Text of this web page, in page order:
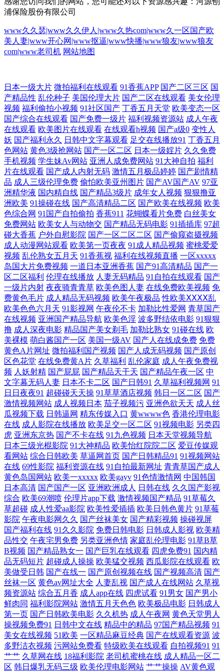
浦保险股份有限公司
www久久瑟|www久久伊人|www久热com|www久一区国产欧
美人妻|www开心网|www抠逼|www快播|www狼友|www狼友
com|www老司机 网站地图
91h人妻网站 91超碰色情 ts在线视频 狼友性福 1024成人电影 91在线免费
看 久久综合色网 aaa青青草网 日韩草B黄色片 韩国美女做爱 伊人玖玖大香
蕉 天天搞穴 欧美九九婷婷 成人伊人性爱网 五月花激情网 中文字幕电影日
本 日韩av线路 欧美AA毛片 国内艹艹 超碰欧美超模人人 51福利视频 青娱
乐最新官网 久久草精品视频 超碰日逼 日韩激情老湿 另类欧美黄站 国产传
媒系列 超碰97第一页 91大神 深夜激情av 另类欧美色 超碰操人 中文字幕
日本私人 伪娘91 欧美三区视频 海角社区探花 99热22 亚洲欧美网址 日韩
中文资源 久草综合网站 超碰在线超碰 伊人黄色片 日韩99爱 黄污网站 爱
豆传媒九色视频 在线观看超碰 人妻三级网址 亚洲人成看片网址 欧美日韩
国产91 黄页网站日韩 97视频色色 最新成人伦理影院 日韩欧美黄黄色 91n
女处 另类综合在线 老湿机午夜无码 成人日韩国产 91中文视频在线 91官网
午夜18福利 日本簧色视频 后入黑丝jk 俺去啦俺去操 91成人免费视频 日本
人妻字幕 日韩轮理 老司机七区八区 黄网址在线观看 欧美一二三 青娱乐av
色导航 日本69式视频 大香蕉网青青 伊人成人影视综合 国产做爱啪啪在线
91海角 午夜福利在线导航 久草最新网址 99福利导航 欧洲色狠狠 白浆福利
导航 日本免费AA片 韩日视频 91免费视频国产 91福礼专区 久草亲人网 91
在线图片视频 伊人综合另类 三级网站在线 欧美少妇肏屄 极品韩国无码 超
碰地址 欧美福利精品导航 韩国aa免费视频 www日日本日日 91最新网站 亚
洲综合激 日本熟女自慰 免费av网站 国产精品永久免费 成人色狼做爱 超碰
午夜 91wz 深夜福利91 另类四虎色 国产123页 超碰自拍人人 91免费网站
午夜剧院 欧洲午夜福利片 后入色站 蜜桃抖阴下载 91大神合集在线 微拍福
利导航 欧美性爱zo 黑丝巨乳 激情九九久久 大香蕉大香蕉9草 AV高清在线
播放 91白丝综合 综合97超碰 色综合福利导航 另类综合图 豆花成人在线网
址 91网站免費观看 在线91免费观看 日韩殴美 91视频免费看 91页在线视频
日本一级大片 微拍福利在线观看 91香蕉APP 国产二区三区 国
产精品性 乱伦种子 美国伦理大片 国产二区在线观看 美女伦理
视频 福利偷拍小视频 91社区国产 丁香五月天堂 欧美变态一区
国产综合在线观看 国产免费一级片 福利视频资源站 成人午夜
在线观看 欧美图片在线观看 在线观看h视频 国产a级0 变性人
妖 国产福利永久 日韩中文字幕观看 足交在线播放91 丁香五月
色网站 黄色3级抢网站 国产一区二区 日本一级婬片 久久免费
手机视频 学生妹Av网站 亚洲人成免费网站 91大神自拍 福利
片在线观看 国产成人内射无码 激情五月极品婷婷 国产剧情精
品 成人三级伦理免费 偷怕欧美亚州图片 国产AV国产AV 97亚
洲精华液 国内精自线 国产精品3级片 成年女人视频 狠狠撸亚
洲欧美 91操碰在线 国产高清精品二区 国产欧美在线视频 欧美
色综合网 91国产自拍偷拍 香蕉911 花蝴蝶看片免费 白丝美女
免费网站 欧美女人与动物交 国产精品无码电影 91插插库 97超
碰大香蕉 户外自慰影院 国产一区二区二区 国产偷窥盗摄视频
成人动漫网站观看 欧美第一页夜夜 91成人精品视频 蜜桃爱爱
视频 乱伦熟女五月天 91香蕉视 福利在线视频直播 一区xxxxx
岛国大片免费视频 一道日本亚洲香蕉 国产91高清精品 国产一
区二区福利 伦理在线播放 人妻无码精品 91自拍在线观看 国产
一级片内射 夜夜骑青青草 欧美色图人妻 在线免费欧美视频 免
费黄色毛片 成人精品无码视频 欧美午夜极品 性欧美ⅩⅩⅩⅩ乱
欧美色色六月天 91影视网 午夜伦不卡 加勒比性爱网 青草国产
在线视频 亚洲国产精品导航 欧美色淫 波多野结依电影 91狠狠
撸 成人深夜电影 精品国产美女剃毛 加勒比熟女 91碰在线 欧
美裸模 萌白酱国产一区 美国一级AV 国产人在线成免费 免费
黄色A片网址 微拍福利国产视频 国产人成无码视频 国产原创
区色花堂 在线免费黄A片 久草福利 乱伦家庭 成人午夜免费视
频 人妖射精 国产屁屁 国产精品天干天 国产精品午夜一区 中
文字幕无码人妻 日本不卡二区 国产日韩91 久草福利视频网 91
日日夜夜91 超碰碰天天操 91草草酒店视频 韩日一区二区 国产
激情视频网站 成人视频日本 茄子视频污 亚洲色欲天天 成人丝
瓜视频下载 日韩逼网 精东传媒入口 黄wwww色 香港伦理电影
在线 成人影院在线播放 欧美足交一区二区 91视频电影 另类四
虎 亚洲东京热 国产不卡在线 91九色视频 日本天堂视频导航
日本三级光棍影院 91大神精品 欧美怡红院院二区 爱豆传媒观
看网站 综合日韩欧美 草逼网首页 国产日韩精品91 91视频网站
在线 69性影院 福利资源在线 91自拍最新网址 青青草国产成人
黄色岛国网站 欧美一xxxxx 欧美gayv 91色情激情网 中国韩国
日本高清 国产国产一区 亚洲欧洲成人 日韩在线 久久国产影视
综合 欧美69潮喷 伦理片app下载 激情视频国产精品 91草莓久
草超碰 成人性爱aa影院 欧美性爱插插 欧美日韩色黄片 91草莓
影院 午夜电影网久久 国产丝袜美女 国产精彩视频 操碰视屏
国产福利在线 91久久影院 免费日韩电影 日韩成人影视 欧美精
品性交 午夜宅男免费 另类亚洲色情 家庭乱伦理电影 91草B草
B视频 国产精品熟女一 国产巨乳在线观看 四虎免费91 国内精
品无码短片 超碰成人操操 欧美猛交视频 西瓜影院在线观看 欧
美做受日韩 国产在线一 国产原创视频在线 国产视频高清 国产
丝袜一区 黄色av网址大全 人妻乱视 国产成人在线网站 久草视
频资源站 综合五月香 成人app在线 四虎试看 91男女 国产男小
鲜肉同 福利影院网站 激情五月天色色 欧美极品电影 日韩成人
第一页 国产日韩欧美电影 久久机热 成人午夜网 黄色天堂男人
操视频免费91 日韩中文在线 精品中的精品 97国产精品视频 91
美女在线视频 51欧美 一区精品麻豆经典 国产在线观看资源 波
多野洁衣视频 污网站免费看 特级欧美在线观看 自拍视频91 91
艹艹 久草网在线 18福利影院 老司机蜜桃在线 成人精品一区二
区 韩日爆乳无码三级 欧美伦理电影网站 艹艹操操 AV黄色观